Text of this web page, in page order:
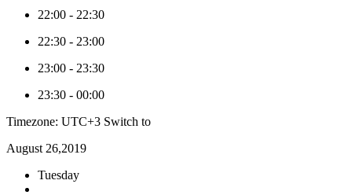
22:00 - 22:30
22:30 - 23:00
23:00 - 23:30
23:30 - 00:00
Timezone: UTC+3 Switch to
August 26,2019
Tuesday